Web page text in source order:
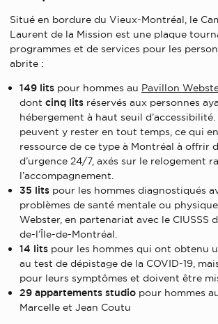
Situé en bordure du Vieux-Montréal, le
Laurent de la Mission est une plaque
programmes et de services pour les
abrite :
149 lits pour hommes au Pavillon
dont cinq lits réservés aux personnes
hébergement à haut seuil
peuvent y rester en tout temps, ce qui
ressource de ce type à Montréal à offrir
d’urgence 24/7, axés sur le relogement
l’accompagnement.
35 lits pour les hommes diagnostiqués
problèmes de santé mentale ou
Webster, en partenariat avec le CIUSSS
de-l’Île-de-Montréal.
14 lits pour les hommes qui ont obtenu
au test de dépistage de la COVID-19,
pour leurs symptômes et doivent être
29 appartements studio pour hommes
Marcelle et Jean Coutu